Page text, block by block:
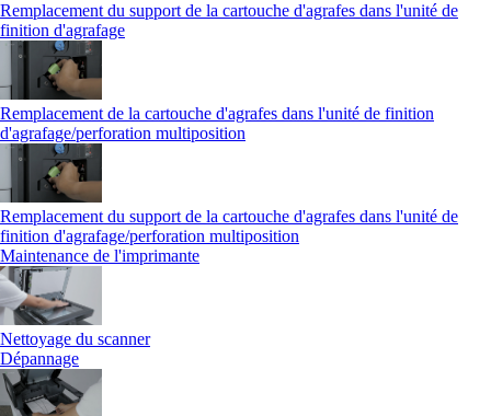
Remplacement du support de la cartouche d'agrafes dans l'unité de
finition d'agrafage
Remplacement de la cartouche d'agrafes dans l'unité de finition
d'agrafage/perforation multiposition
Remplacement du support de la cartouche d'agrafes dans l'unité de
finition d'agrafage/perforation multiposition
Maintenance de l'imprimante
Nettoyage du scanner
Dépannage